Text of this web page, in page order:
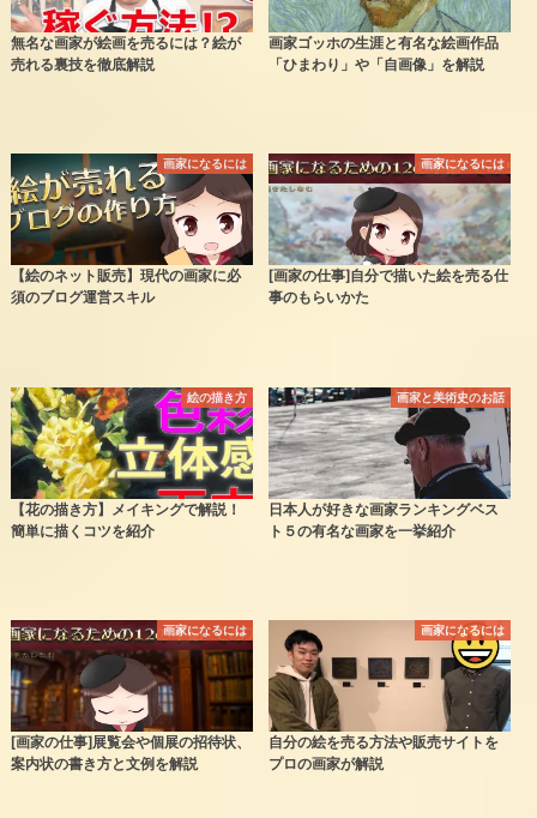
無名な画家が絵画を売るには？絵が
売れる裏技を徹底解説
画家ゴッホの生涯と有名な絵画作品
「ひまわり」や「自画像」を解説
画家になるには
【絵のネット販売】現代の画家に必
須のブログ運営スキル
画家になるには
[画家の仕事]自分で描いた絵を売る仕
事のもらいかた
絵の描き方
【花の描き方】メイキングで解説！
簡単に描くコツを紹介
画家と美術史のお話
日本人が好きな画家ランキングベス
ト５の有名な画家を一挙紹介
画家になるには
[画家の仕事]展覧会や個展の招待状、
案内状の書き方と文例を解説
画家になるには
自分の絵を売る方法や販売サイトを
プロの画家が解説